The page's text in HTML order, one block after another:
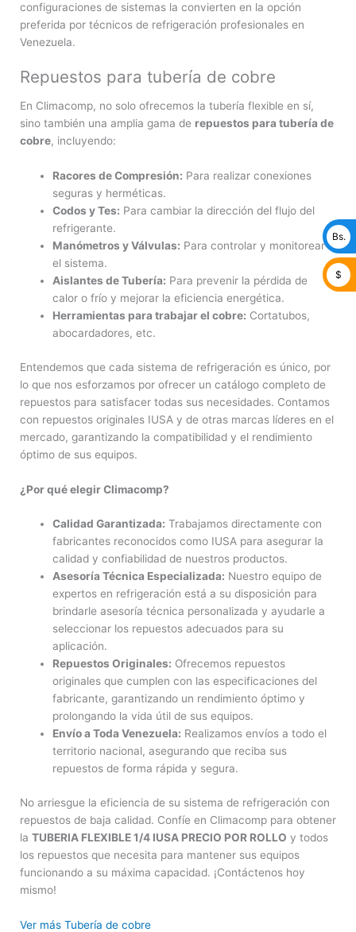
configuraciones de sistemas la convierten en la opción
preferida por técnicos de refrigeración profesionales en
Venezuela.
Repuestos para tubería de cobre
En Climacomp, no solo ofrecemos la tubería flexible en sí,
sino también una amplia gama de repuestos para tubería de
cobre, incluyendo:
Racores de Compresión: Para realizar conexiones
seguras y herméticas.
Codos y Tes: Para cambiar la dirección del flujo del
refrigerante.
Manómetros y Válvulas: Para controlar y monitorear
el sistema.
Aislantes de Tubería: Para prevenir la pérdida de
calor o frío y mejorar la eficiencia energética.
Herramientas para trabajar el cobre: Cortatubos,
abocardadores, etc.
Entendemos que cada sistema de refrigeración es único, por
lo que nos esforzamos por ofrecer un catálogo completo de
repuestos para satisfacer todas sus necesidades. Contamos
con repuestos originales IUSA y de otras marcas líderes en el
mercado, garantizando la compatibilidad y el rendimiento
óptimo de sus equipos.
¿Por qué elegir Climacomp?
Calidad Garantizada: Trabajamos directamente con
fabricantes reconocidos como IUSA para asegurar la
calidad y confiabilidad de nuestros productos.
Asesoría Técnica Especializada: Nuestro equipo de
expertos en refrigeración está a su disposición para
brindarle asesoría técnica personalizada y ayudarle a
seleccionar los repuestos adecuados para su
aplicación.
Repuestos Originales: Ofrecemos repuestos
originales que cumplen con las especificaciones del
fabricante, garantizando un rendimiento óptimo y
prolongando la vida útil de sus equipos.
Envío a Toda Venezuela: Realizamos envíos a todo el
territorio nacional, asegurando que reciba sus
repuestos de forma rápida y segura.
No arriesgue la eficiencia de su sistema de refrigeración con
repuestos de baja calidad. Confíe en Climacomp para obtener
la TUBERIA FLEXIBLE 1/4 IUSA PRECIO POR ROLLO y todos
los repuestos que necesita para mantener sus equipos
funcionando a su máxima capacidad. ¡Contáctenos hoy
mismo!
Ver más Tubería de cobre
Bs.
$